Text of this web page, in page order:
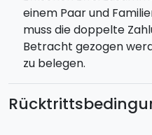
FREITAG - VOLCANO
Der letzte Tag bricht an.
die Fahrt in Richtung der
entscheiden, ob ihr ein
lieber an den schwarzen
einem Paar und
muss die doppelte
Betracht gezogen
zu belegen.